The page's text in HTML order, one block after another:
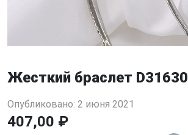
Жесткий браслет D31630
Опубликовано: 2 июня 2021
407,00 ₽